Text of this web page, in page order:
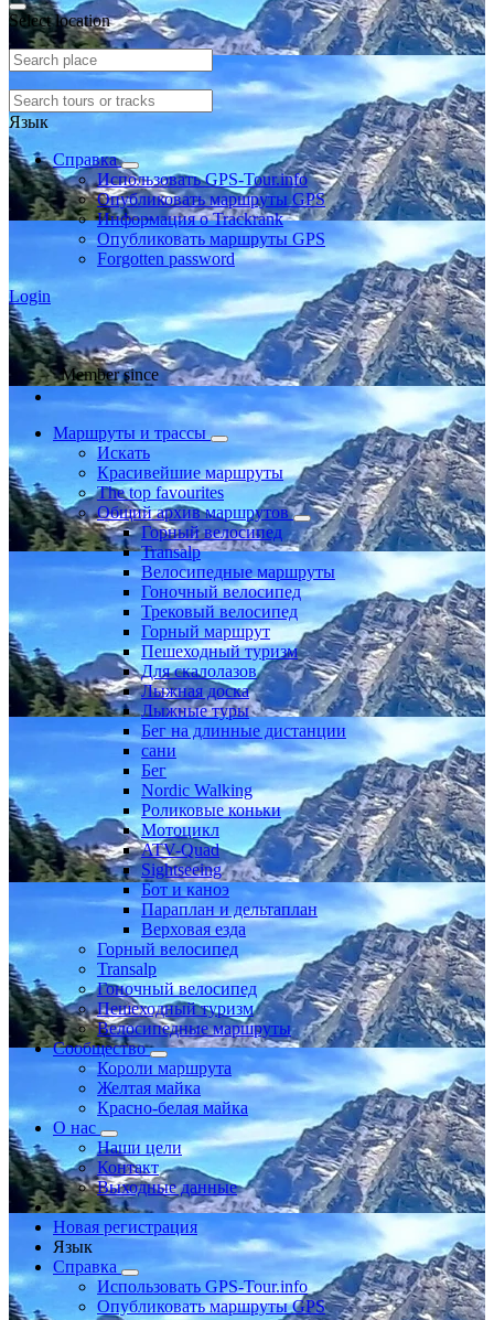
Select location
Язык
Справка
Использовать GPS-Tour.info
Опубликовать маршруты GPS
Информация о Trackrank
Опубликовать маршруты GPS
Forgotten password
Login
Member since
Маршруты и трассы
Искать
Красивейшие маршруты
The top favourites
Общий архив маршрутов
Горный велосипед
Transalp
Велосипедные маршруты
Гоночный велосипед
Трековый велосипед
Горный маршрут
Пешеходный туризм
Для скалолазов
Лыжная доска
Лыжные туры
Бег на длинные дистанции
сани
Бег
Nordic Walking
Роликовые коньки
Мотоцикл
ATV-Quad
Sightseeing
Бот и каноэ
Параплан и дельтаплан
Верховая езда
Горный велосипед
Transalp
Гоночный велосипед
Пешеходный туризм
Велосипедные маршруты
Сообщество
Короли маршрута
Желтая майка
Красно-белая майка
О нас
Наши цели
Контакт
Выходные данные
Новая регистрация
Язык
Справка
Использовать GPS-Tour.info
Опубликовать маршруты GPS